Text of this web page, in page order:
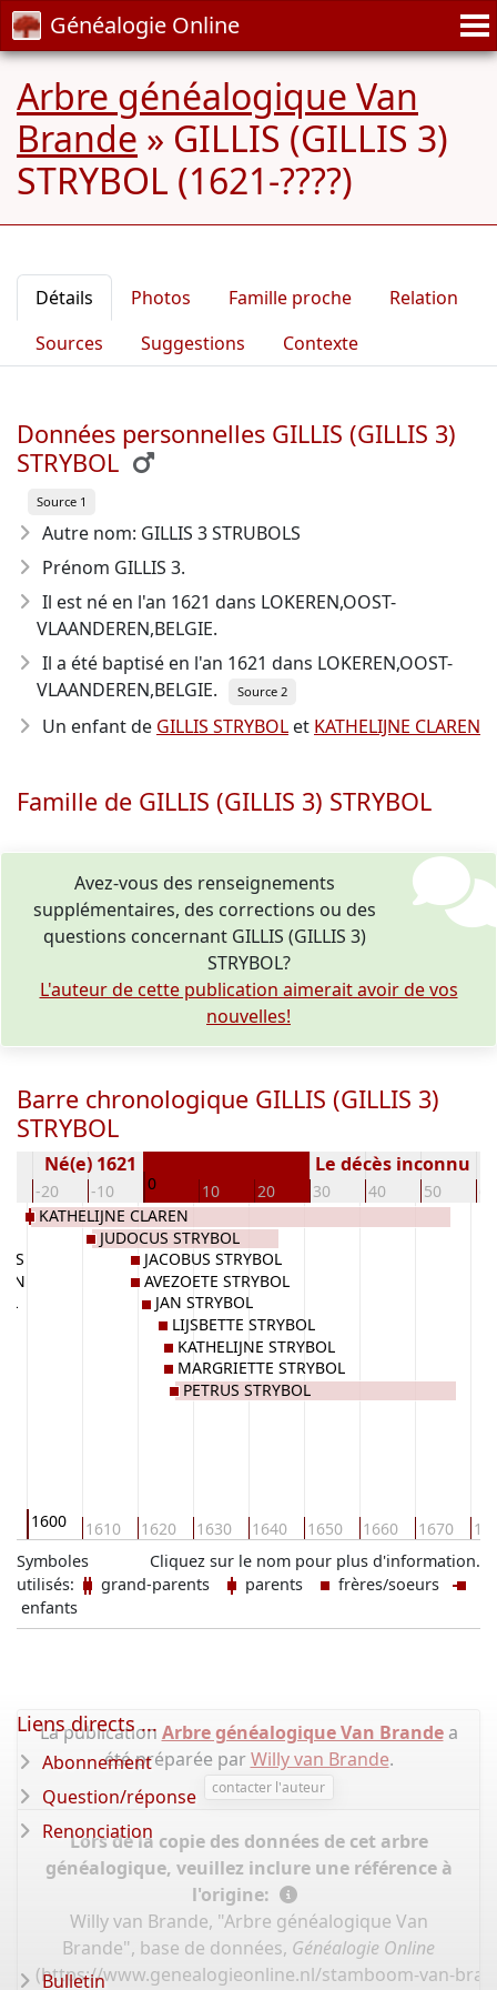
Généalogie Online
Arbre généalogique Van
Brande » GILLIS (GILLIS 3)
STRYBOL (1621-????)
Détails Photos Famille proche
Relation
Sources
Suggestions Contexte
Données personnelles GILLIS (GILLIS 3)
STRYBOL
Source 1
Autre nom: GILLIS 3 STRUBOLS
Prénom GILLIS 3.
Il est né en l'an 1621 dans LOKEREN,OOST-
VLAANDEREN,BELGIE.
Il a été baptisé en l'an 1621 dans LOKEREN,OOST-
VLAANDEREN,BELGIE.
Source 2
Un enfant de GILLIS STRYBOL et KATHELIJNE CLAREN
Famille de GILLIS (GILLIS 3) STRYBOL
Avez-vous des renseignements
supplémentaires, des corrections ou des
questions concernant GILLIS (GILLIS 3)
STRYBOL?
L'auteur de cette publication aimerait avoir de vos
nouvelles!
Barre chronologique GILLIS (GILLIS 3)
STRYBOL
-20 -10 0 10 20 30 40 50
Né(e) 1621 Le décès inconnu
1600 1610 1620 1630 1640 1650 1660 1670
KATHELIJNE CLAREN
JUDOCUS STRYBOL
JACOBUS STRYBOL
AVEZOETE STRYBOL
JAN STRYBOL
LIJSBETTE STRYBOL
KATHELIJNE STRYBOL
MARGRIETTE STRYBOL
PETRUS STRYBOL
Cliquez sur le nom pour plus d'information.
Symboles
utilisés:
grand-parents parents
frères/soeurs
enfants
La publication Arbre généalogique Van Brandea
été préparée parWilly van Brande.
contacter l'auteur
Lors de la copie des données de cet arbre
généalogique, veuillez inclure une référence à
l'origine:
Willy van Brande, "Arbre généalogique Van
Brande", base de données, Généalogie Online
(https://www.genealogieonline.nl/stamboom-van-
Liens directs ...
Abonnement
Question/réponse
Renonciation
Bulletin